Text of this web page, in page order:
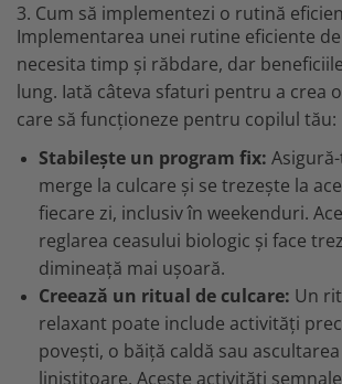
3. Cum să implementezi o rutină
Implementarea unei rutine eficiente
necesita timp și răbdare, dar
lung. Iată câteva sfaturi pentru a crea
care să funcționeze pentru copilul tău:
Stabilește un program fix:
merge la culcare și se trezește la
fiecare zi, inclusiv în weekenduri.
reglarea ceasului biologic și face
dimineață mai ușoară.
Creează un ritual de culcare: Un
relaxant poate include activități
povești, o băiță caldă sau
liniștitoare. Aceste activități